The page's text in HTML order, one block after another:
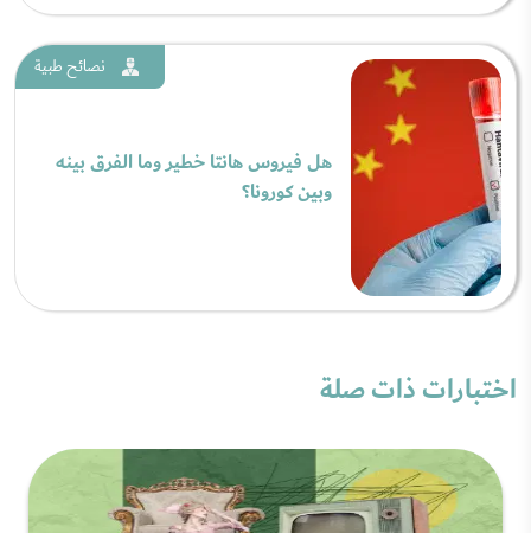
نصائح طبية
هل فيروس هانتا خطير وما الفرق بينه
وبين كورونا؟
اختبارات ذات صلة